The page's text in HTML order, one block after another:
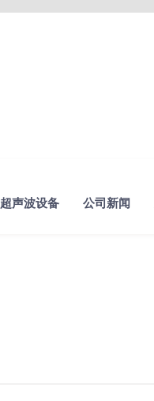
超声波设备 公司新闻